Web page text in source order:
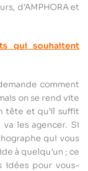
d’AMPHORA et
qui souhaitent
comment
on se rend vite
tête et qu’il suffit
les agencer. Si
qui vous
à quelqu’un ; ce
idées pour vous-